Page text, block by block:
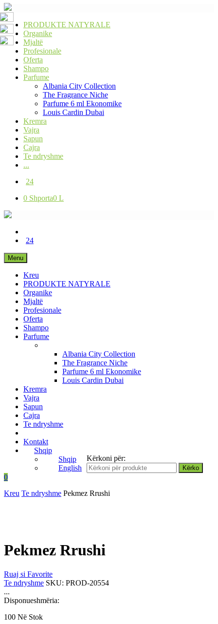
PRODUKTE NATYRALE
Organike
Mjaltë
Profesionale
Oferta
Shampo
Parfume
Albania City Collection
The Fragrance Niche
Parfume 6 ml Ekonomike
Louis Cardin Dubai
Kremra
Vajra
Sapun
Cajra
Te ndryshme
...
24
0 Shporta0 L
24
Menu
Kreu
PRODUKTE NATYRALE
Organike
Mjaltë
Profesionale
Oferta
Shampo
Parfume
Albania City Collection
The Fragrance Niche
Parfume 6 ml Ekonomike
Louis Cardin Dubai
Kremra
Vajra
Sapun
Cajra
Te ndryshme
Kontakt
Shqip
Shqip
English
Kërkoni për:
0
Kreu Te ndryshme Pekmez Rrushi
Pekmez Rrushi
Ruaj si Favorite
Te ndryshme SKU: PROD-20554
...
Disponueshmëria:
100 Në Stok